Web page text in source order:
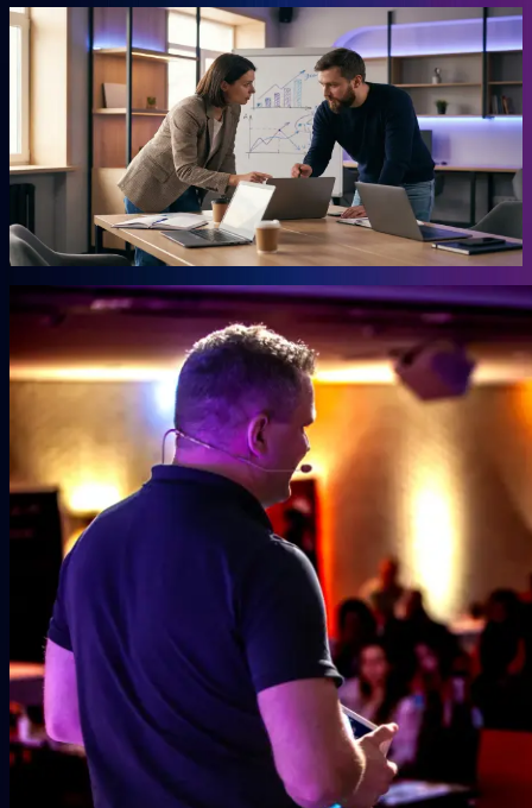
Autor
AHEAD Buchserie
Das Playbook für deinen Vorsprung.
Marketing, KI, Lead-Generierung, Empfehlungen. Jedes Buch
beantwortet eine Frage: Wie baust du einen Teil deiner Growth
Engine? Co-geschrieben mit der Erfahrung aus 20 Jahren eigenem
Mehr erfahren →